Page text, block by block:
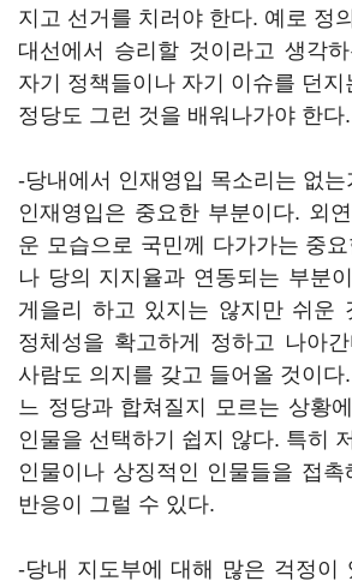
지고 선거를 치러야 한다. 예로 정
대선에서 승리할 것이라고 생각
자기 정책들이나 자기 이슈를 던
정당도 그런 것을 배워나가야 한다.
-당내에서 인재영입 목소리는 없는
인재영입은 중요한 부분이다. 외
운 모습으로 국민께 다가가는 중
나 당의 지지율과 연동되는 부분
게을리 하고 있지는 않지만 쉬운
정체성을 확고하게 정하고 나아
사람도 의지를 갖고 들어올 것이다
느 정당과 합쳐질지 모르는 상황
인물을 선택하기 쉽지 않다. 특히
인물이나 상징적인 인물들을 접
반응이 그럴 수 있다.
-당내 지도부에 대해 많은 걱정이